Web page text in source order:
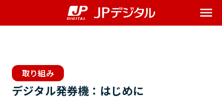
取り組み
デジタル発券機：はじめに